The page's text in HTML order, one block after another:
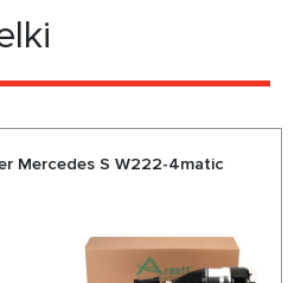
Mercedes S W222-4matic